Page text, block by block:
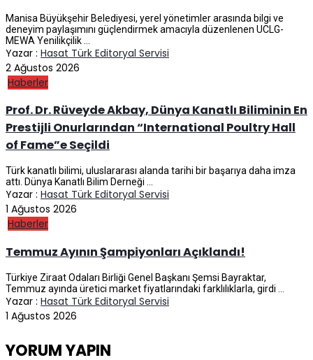
Manisa Büyükşehir Belediyesi, yerel yönetimler arasında bilgi ve
deneyim paylaşımını güçlendirmek amacıyla düzenlenen UCLG-
MEWA Yenilikçilik ...
Yazar : Hasat Türk Editoryal Servisi
2 Ağustos 2026
Haberler
Prof. Dr. Rüveyde Akbay, Dünya Kanatlı Biliminin En
Prestijli Onurlarından “International Poultry Hall
of Fame”e Seçildi
Türk kanatlı bilimi, uluslararası alanda tarihi bir başarıya daha imza
attı. Dünya Kanatlı Bilim Derneği ...
Yazar : Hasat Türk Editoryal Servisi
1 Ağustos 2026
Haberler
Temmuz Ayının Şampiyonları Açıklandı!
Türkiye Ziraat Odaları Birliği Genel Başkanı Şemsi Bayraktar,
Temmuz ayında üretici market fiyatlarındaki farklılıklarla, girdi ...
Yazar : Hasat Türk Editoryal Servisi
1 Ağustos 2026
YORUM YAPIN